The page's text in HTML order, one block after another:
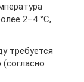
2–4 °С,
требуется